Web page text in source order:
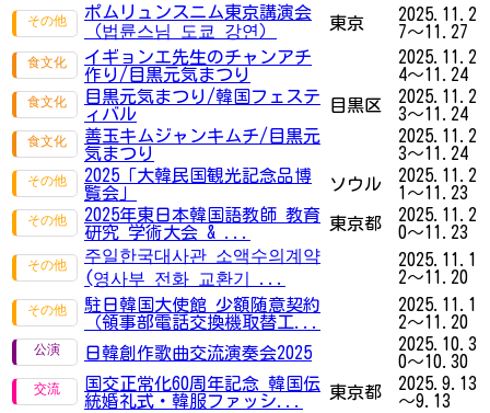
ポムリュンスニム東京講演会
（법륜스님 도쿄 강연）
東京
2025.11.2
7～11.27
イギョンエ先生のチャンアチ
作り/目黒元気まつり
2025.11.2
4～11.24
目黒元気まつり/韓国フェステ
ィバル
目黒区
2025.11.2
3～11.24
善玉キムジャンキムチ/目黒元
気まつり
2025.11.2
3～11.24
2025「大韓民国観光記念品博
覧会」
ソウル
2025.11.2
1～11.23
2025年東日本韓国語教師 教育
研究 学術大会 & ...
東京都
2025.11.2
0～11.23
주일한국대사관 소액수의계약
(영사부 전화 교환기 ...
2025.11.1
2～11.20
駐日韓国大使館 少額随意契約
（領事部電話交換機取替工...
2025.11.1
2～11.20
日韓創作歌曲交流演奏会2025
2025.10.3
0～10.30
国交正常化60周年記念 韓国伝
統婚礼式・韓服ファッシ...
東京都
2025.9.13
～9.13